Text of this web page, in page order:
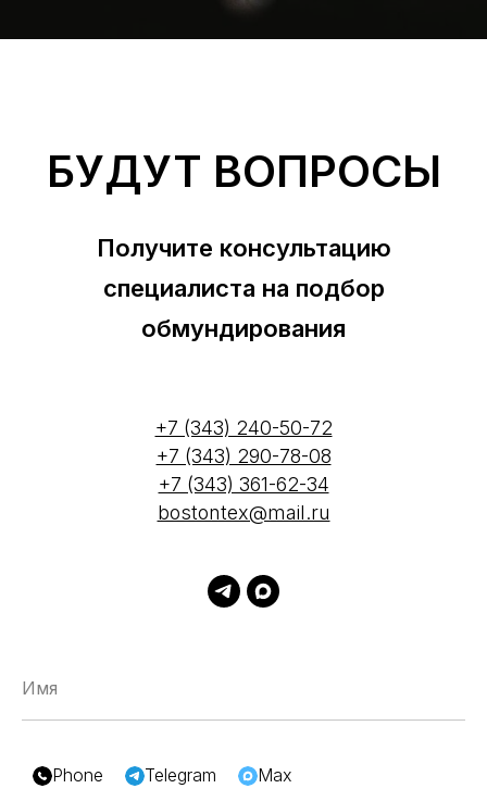
БУДУТ ВОПРОСЫ
Получите консультацию
специалиста на подбор
обмундирования
+7 (343) 240-50-72
+7 (343) 290-78-08
+7 (343) 361-62-34
bostontex@mail.ru
Имя
Phone Telegram Max